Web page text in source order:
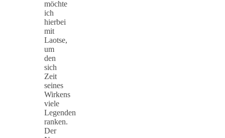
möchte
ich
hierbei
mit
Laotse,
um
den
sich
Zeit
seines
Wirkens
viele
Legenden
ranken.
Der